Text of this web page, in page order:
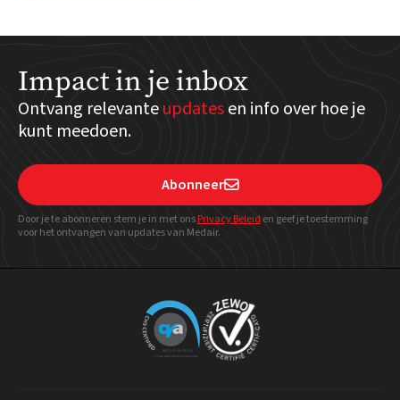
Impact in je inbox
Ontvang relevanteupdatesen info over hoe je
kunt meedoen.
Abonneer
Door je te abonneren stem je in met onsPrivacy Beleid en geefje toestemming
voor het ontvangen van updates van Medair.